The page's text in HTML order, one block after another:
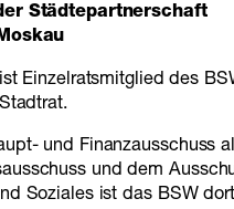
Städtepartnerschaft
Einzelratsmitglied des
und Finanzausschuss
und dem
Soziales ist das BSW dort